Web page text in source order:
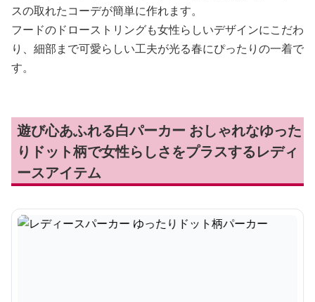
スの取れたコーデが簡単に作れます。
フードのドローストリングも女性らしいデザインにこだわ
り、細部まで可愛らしい工夫が光る春にぴったりの一着で
す。
遊び心あふれる白パーカー おしゃれなゆった
りドット柄で女性らしさをプラスするレディ
ースアイテム